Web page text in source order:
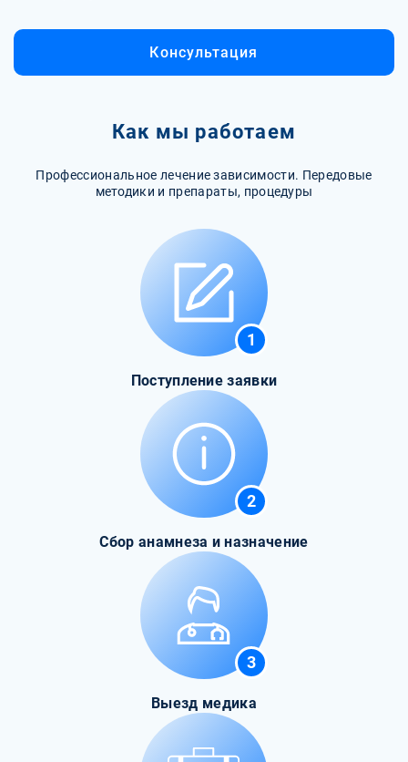
Консультация
Как мы работаем
Профессиональное лечение зависимости. Передовые
методики и препараты, процедуры
1
Поступление заявки
2
Сбор анамнеза и назначение
3
Выезд медика